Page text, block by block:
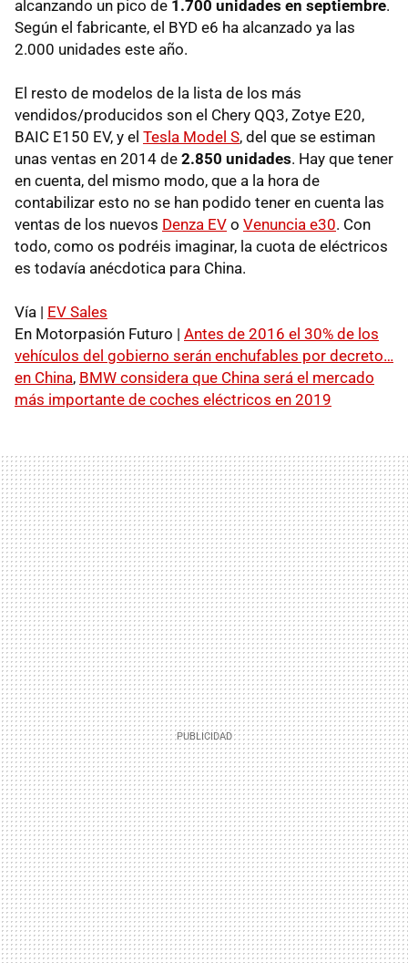
alcanzando un pico de 1.700 unidades en septiembre.
Según el fabricante, el BYD e6 ha alcanzado ya las
2.000 unidades este año.
El resto de modelos de la lista de los más
vendidos/producidos son el Chery QQ3, Zotye E20,
BAIC E150 EV, y el Tesla Model S, del que se estiman
unas ventas en 2014 de 2.850 unidades. Hay que tener
en cuenta, del mismo modo, que a la hora de
contabilizar esto no se han podido tener en cuenta las
ventas de los nuevos Denza EV o Venuncia e30. Con
todo, como os podréis imaginar, la cuota de eléctricos
es todavía anécdotica para China.
Vía | EV Sales
En Motorpasión Futuro | Antes de 2016 el 30% de los
vehículos del gobierno serán enchufables por decreto…
en China, BMW considera que China será el mercado
más importante de coches eléctricos en 2019